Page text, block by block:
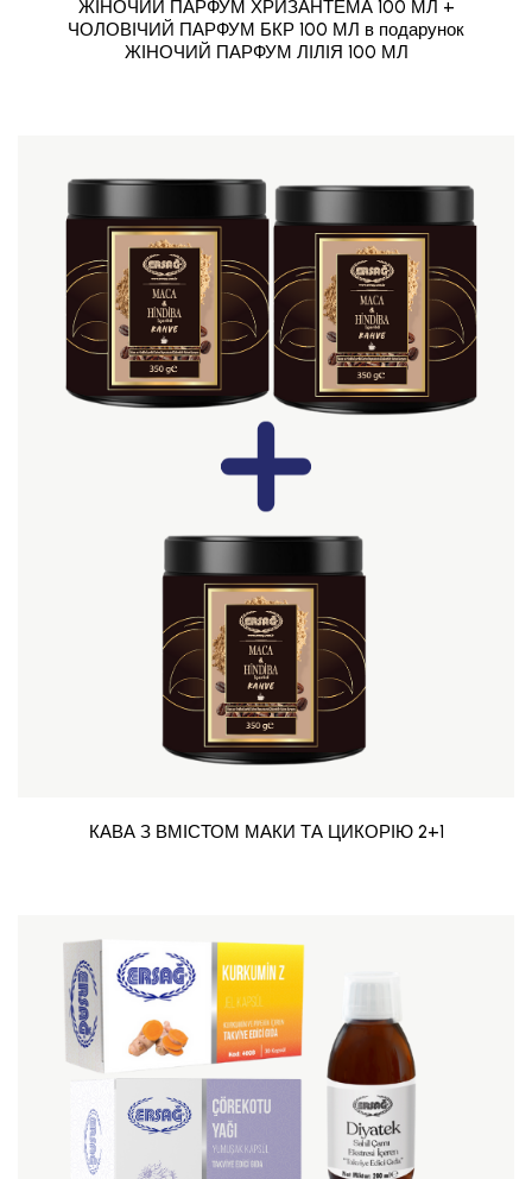
ЖІНОЧИЙ ПАРФУМ ХРИЗАНТЕМА 100 МЛ +
ЧОЛОВІЧИЙ ПАРФУМ БКР 100 МЛ в подарунок
ЖІНОЧИЙ ПАРФУМ ЛІЛІЯ 100 МЛ
КАВА З ВМІСТОМ МАКИ ТА ЦИКОРІЮ 2+1